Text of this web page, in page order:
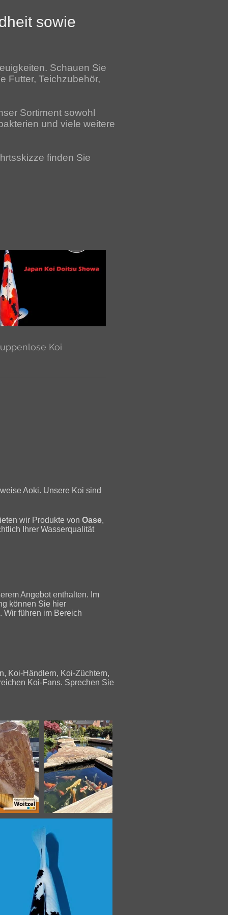
sowie
Schauen Sie
Futter, Teichzubehör,
Sortiment sowohl
und viele weitere
finden Sie
Koi
Aoki. Unsere Koi sind
wir Produkte von Oase,
Ihrer Wasserqualität
Angebot enthalten. Im
können Sie hier
Wir führen im Bereich
Koi-Händlern, Koi-Züchtern,
Koi-Fans. Sprechen Sie